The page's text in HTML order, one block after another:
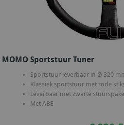
MOMO Sportstuur Tuner
Sportstuur leverbaar in Ø 320
Klassiek sportstuur met rode
Leverbaar met zwarte
Met ABE